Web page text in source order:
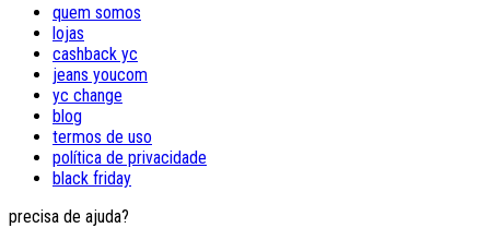
quem somos
lojas
cashback yc
jeans youcom
yc change
blog
termos de uso
política de privacidade
black friday
precisa de ajuda?